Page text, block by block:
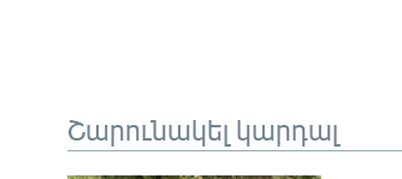
Շարունակել կարդալ